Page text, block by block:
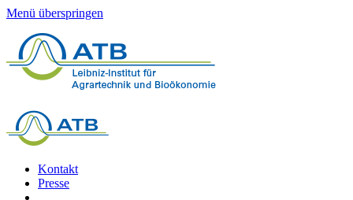
Menü überspringen
Kontakt
Presse